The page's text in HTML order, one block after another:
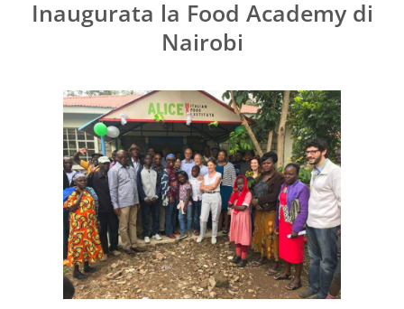
Inaugurata la Food Academy di
Nairobi